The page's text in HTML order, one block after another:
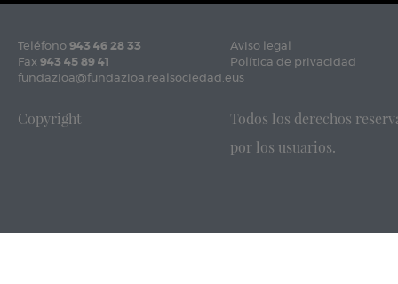
Teléfono 943 46 28 33
Fax 943 45 89 41
fundazioa@fundazioa.realsociedad.eus
Aviso legal
Política de privacidad
Copyright
Todos los derechos
por los usuarios.